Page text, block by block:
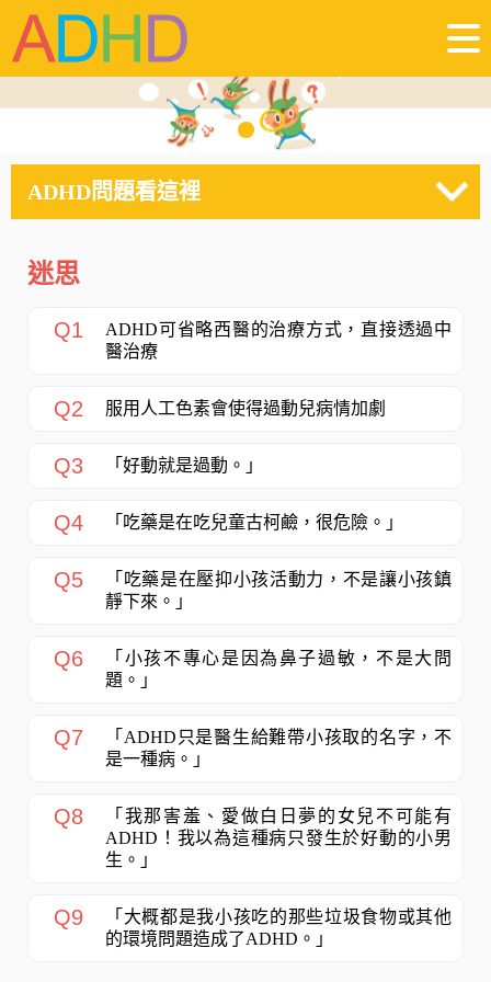
ADHD問題看這裡
迷思
Q1
ADHD可省略西醫的治療方式，直接透過中
醫治療
Q2 服用人工色素會使得過動兒病情加劇
Q3 「好動就是過動。」
Q4 「吃藥是在吃兒童古柯鹼，很危險。」
Q5
「吃藥是在壓抑小孩活動力，不是讓小孩鎮
靜下來。」
Q6
「小孩不專心是因為鼻子過敏，不是大問
題。」
Q7
「ADHD只是醫生給難帶小孩取的名字，不
是一種病。」
Q8
「我那害羞、愛做白日夢的女兒不可能有
ADHD！我以為這種病只發生於好動的小男
生。」
Q9
「大概都是我小孩吃的那些垃圾食物或其他
的環境問題造成了ADHD。」